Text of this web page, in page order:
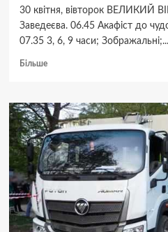
30 квітня, вівторок ВЕЛИКИЙ
Заведеєва. 06.45 Акафіст до
07.35 3, 6, 9 часи; Зображальні;...
БільшеДокладніше
богослужінь
у
Свято-
Михайлівському
кафедральному
соборі
Житомира